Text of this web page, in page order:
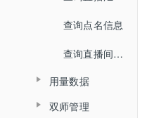
查询点名信息
查询直播间用户进出记录
用量数据
查询用量信息
双师管理